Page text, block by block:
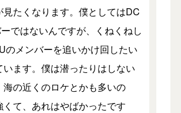
見たくなります。僕としてはDC
ではないんですが、くねくねし
のメンバーを追いかけ回したい
います。僕は潜ったりはしない
海の近くのロケとかも多いの
くて、あれはやばかったです